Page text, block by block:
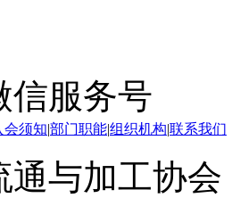
信服务号
会须知|部门职能|组织机构|联系我们
通与加工协